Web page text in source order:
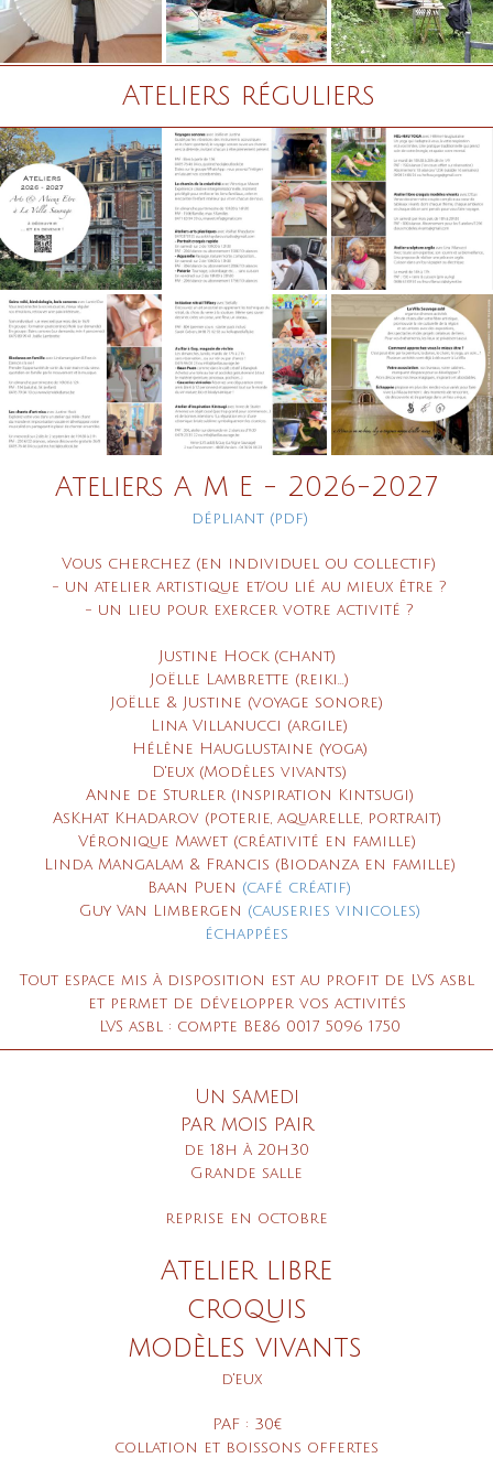
Ateliers réguliers
Ateliers A M E - 2026-2027
dépliant (pdf)
Vous cherchez (en individuel ou collectif)
- un atelier artistique et/ou lié au mieux être ?
- un lieu pour exercer votre activité ?
Justine Hock (chant)
Joëlle Lambrette (reiki...)
Joëlle & Justine (voyage sonore)
Lina Villanucci (argile)
Hélène Hauglustaine (yoga)
D'eux (Modèles vivants)
Anne de Sturler (inspiration Kintsugi)
AsKhat Khadarov (poterie, aquarelle, portrait)
Véronique Mawet (créativité en famille)
Linda Mangalam & Francis (Biodanza en famille)
Baan Puen (café créatif)
Guy Van Limbergen (causeries vinicoles)
échappées
Tout espace mis à disposition est au profit de LVS asbl
et permet de développer vos activités
LVS asbl : compte BE86 0017 5096 1750
Un samedi
par mois pair
de 18h à 20h30
Grande salle
reprise en octobre
Atelier libre
croquis
modèles vivants
d'eux
PAF : 30€
collation et boissons offertes